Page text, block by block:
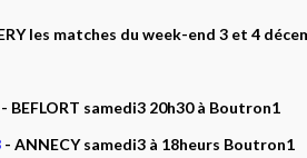
les matches du week-end 3 et 4
- BEFLORT samedi3 20h30 à Boutron1
- ANNECY samedi3 à 18heurs Boutron1